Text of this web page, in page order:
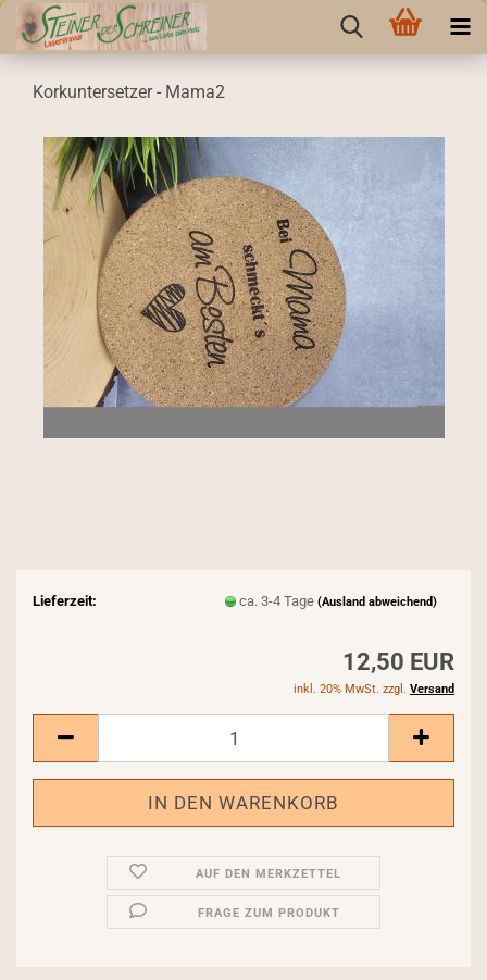
Korkuntersetzer - Mama2
Lieferzeit: ca. 3-4 Tage (Ausland abweichend)
12,50 EUR
inkl. 20% MwSt. zzgl. Versand
AUF DEN MERKZETTEL
FRAGE ZUM PRODUKT